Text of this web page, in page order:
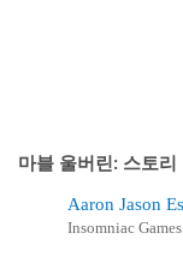
마블 울버린: 스토
Aaron Jason
Insomniac